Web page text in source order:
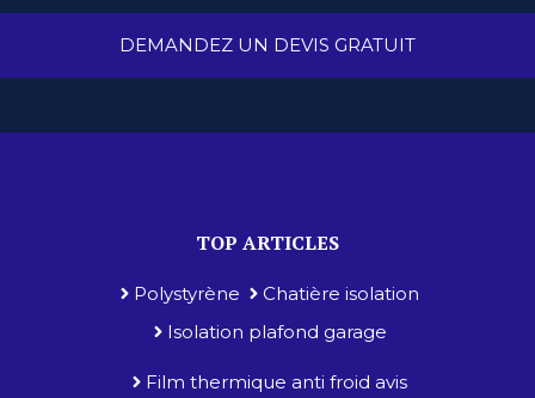
DEMANDEZ UN DEVIS GRATUIT
TOP ARTICLES
Polystyrène
Chatière isolation
Isolation plafond garage
Film thermique anti froid avis